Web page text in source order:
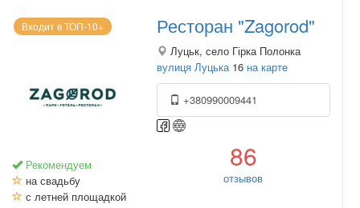
Входит в ТОП-10+
Рекомендуем
на свадьбу
с летней площадкой
Ресторан "Zagorod"
Луцьк, село Гірка Полонка
вулиця Луцька 16 на карте
+380990009441
86
отзывов